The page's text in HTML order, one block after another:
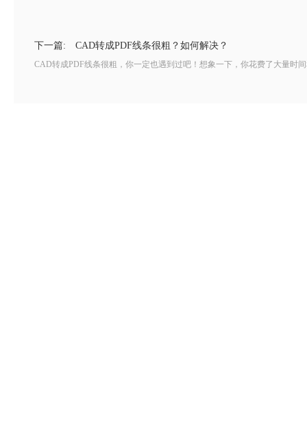
下一篇: CAD转成PDF线条很粗？如何解决？
CAD转成PDF线条很粗，你一定也遇到过吧！想象一下，你花费了大量时